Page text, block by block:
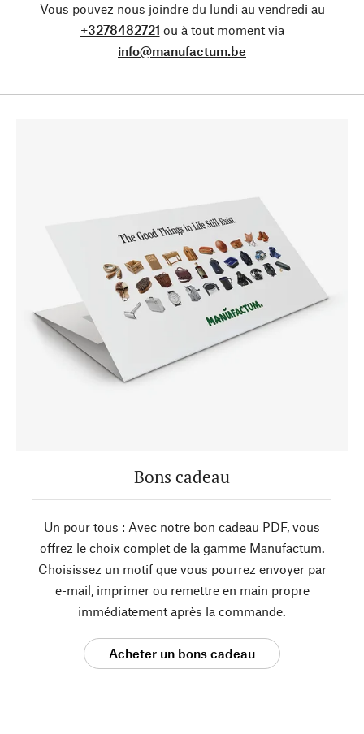
Vous pouvez nous joindre du lundi au vendredi au
+3278482721 ou à tout moment via
info@manufactum.be
Bons cadeau
Un pour tous : Avec notre bon cadeau PDF, vous
offrez le choix complet de la gamme Manufactum.
Choisissez un motif que vous pourrez envoyer par
e-mail, imprimer ou remettre en main propre
immédiatement après la commande.
Acheter un bons cadeau